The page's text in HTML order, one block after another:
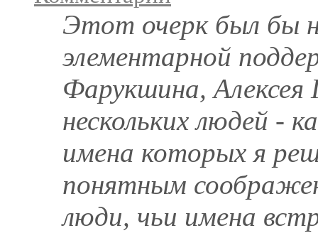
Этот очерк был бы
элементарной
Фарукшина,
нескольких людей -
имена которых я
понятным
люди, чьи имена